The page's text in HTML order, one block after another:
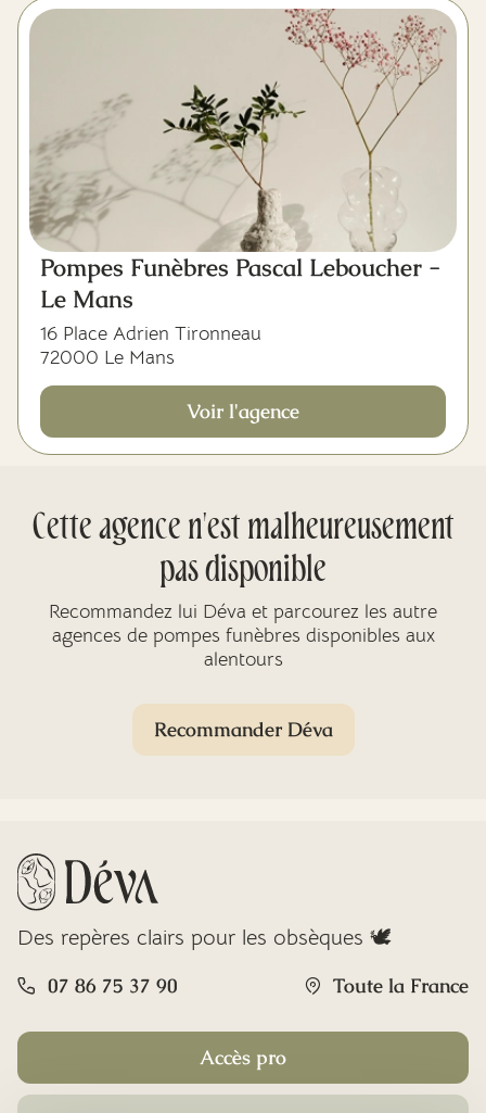
Pompes Funèbres Pascal Leboucher -
Le Mans
16 Place Adrien Tironneau
72000 Le Mans
Voir l'agence
Cette agence n'est malheureusement
pas disponible
Recommandez lui Déva et parcourez les autre
agences de pompes funèbres disponibles aux
alentours
Recommander Déva
Des repères clairs pour les obsèques 🕊️
07 86 75 37 90 Toute la France
Accès pro